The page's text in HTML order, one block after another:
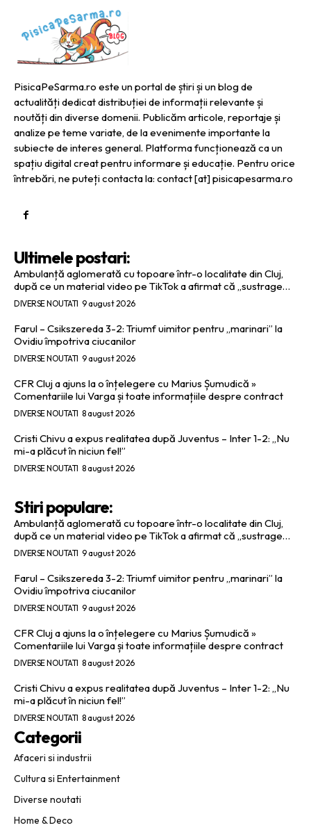
PisicaPeSarma.ro este un portal de știri și un blog de
actualități dedicat distribuției de informații relevante și
noutăți din diverse domenii. Publicăm articole, reportaje și
analize pe teme variate, de la evenimente importante la
subiecte de interes general. Platforma funcționează ca un
spațiu digital creat pentru informare și educație. Pentru orice
întrebări, ne puteți contacta la: contact [at] pisicapesarma.ro
Ultimele postari:
Ambulanță aglomerată cu topoare într-o localitate din Cluj,
după ce un material video pe TikTok a afirmat că „sustrage…
DIVERSE NOUTATI 9 august 2026
Farul – Csikszereda 3-2: Triumf uimitor pentru „marinari” la
Ovidiu împotriva ciucanilor
DIVERSE NOUTATI 9 august 2026
CFR Cluj a ajuns la o înțelegere cu Marius Șumudică »
Comentariile lui Varga și toate informațiile despre contract
DIVERSE NOUTATI 8 august 2026
Cristi Chivu a expus realitatea după Juventus – Inter 1-2: „Nu
mi-a plăcut în niciun fel!”
DIVERSE NOUTATI 8 august 2026
Stiri populare:
Ambulanță aglomerată cu topoare într-o localitate din Cluj,
după ce un material video pe TikTok a afirmat că „sustrage…
DIVERSE NOUTATI 9 august 2026
Farul – Csikszereda 3-2: Triumf uimitor pentru „marinari” la
Ovidiu împotriva ciucanilor
DIVERSE NOUTATI 9 august 2026
CFR Cluj a ajuns la o înțelegere cu Marius Șumudică »
Comentariile lui Varga și toate informațiile despre contract
DIVERSE NOUTATI 8 august 2026
Cristi Chivu a expus realitatea după Juventus – Inter 1-2: „Nu
mi-a plăcut în niciun fel!”
DIVERSE NOUTATI 8 august 2026
Categorii
Afaceri si industrii
Cultura si Entertainment
Diverse noutati
Home & Deco